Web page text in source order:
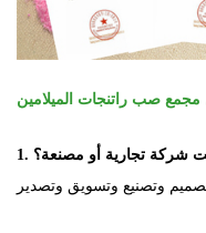
شركة تجارية أو مصنعة؟